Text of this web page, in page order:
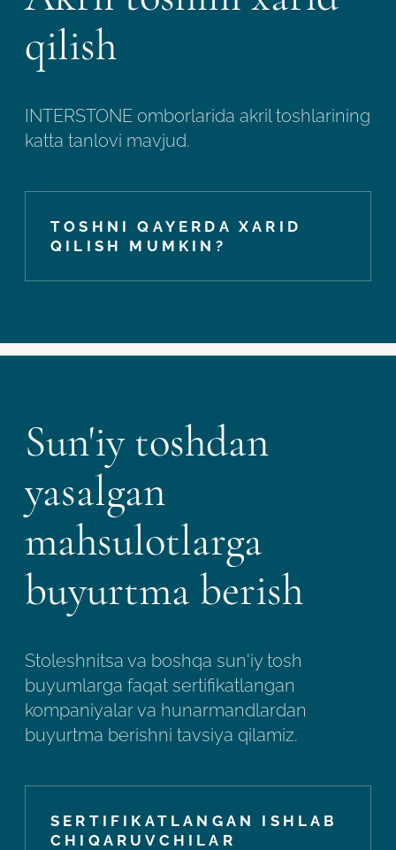
qilish
INTERSTONE omborlarida akril toshlarining
katta tanlovi mavjud.
TOSHNI QAYERDA XARID
QILISH MUMKIN?
Sun'iy toshdan
yasalgan
mahsulotlarga
buyurtma berish
Stoleshnitsa va boshqa sun'iy tosh
buyumlarga faqat sertifikatlangan
kompaniyalar va hunarmandlardan
buyurtma berishni tavsiya qilamiz.
SERTIFIKATLANGAN ISHLAB
CHIQARUVCHILAR